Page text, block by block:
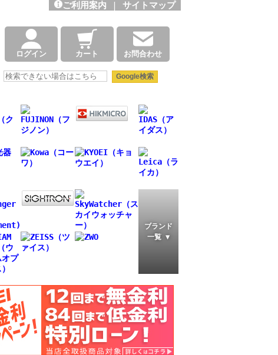
ご利用案内 | サイトマップ
ログイン カート お問合わせ
ブランド
一覧 ▼